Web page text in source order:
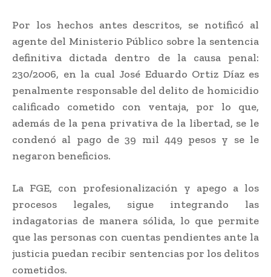
Por los hechos antes descritos, se notificó al
agente del Ministerio Público sobre la sentencia
definitiva dictada dentro de la causa penal:
230/2006, en la cual José Eduardo Ortiz Díaz es
penalmente responsable del delito de homicidio
calificado cometido con ventaja, por lo que,
además de la pena privativa de la libertad, se le
condenó al pago de 39 mil 449 pesos y se le
negaron beneficios.
La FGE, con profesionalización y apego a los
procesos legales, sigue integrando las
indagatorias de manera sólida, lo que permite
que las personas con cuentas pendientes ante la
justicia puedan recibir sentencias por los delitos
cometidos.